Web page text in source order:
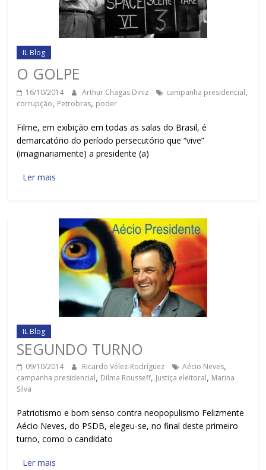
IL Blog
O GOLPE
16/10/2014 Arthur Chagas Diniz campanha presidencial,
corrupção, Petrobras, poder
Filme, em exibição em todas as salas do Brasil, é
demarcatório do período persecutório que “vive”
(imaginariamente) a presidente (a)
Ler mais
IL Blog
SEGUNDO TURNO
09/10/2014 Ricardo Vélez-Rodríguez Aécio Neves,
campanha presidencial, Dilma Rousseff, Justiça eleitoral, Marina
Silva
Patriotismo e bom senso contra neopopulismo Felizmente
Aécio Neves, do PSDB, elegeu-se, no final deste primeiro
turno, como o candidato
Ler mais